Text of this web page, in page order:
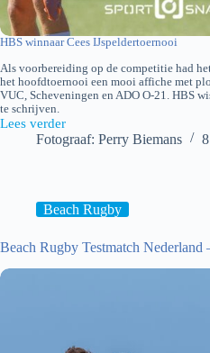
HBS winnaar Cees IJspeldertoernooi
Als voorbereiding op de competitie had
het hoofdtoernooi een mooi affiche met
VUC, Scheveningen en ADO O-21. HBS
te schrijven.
Lees verder
I.M.
Fotograaf: Perry Biemans
Beach Rugby
Beach Rugby Testmatch Nederland